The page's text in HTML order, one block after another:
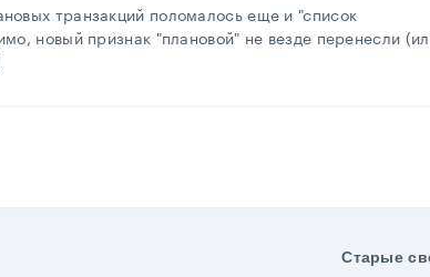
транзакций поломалось еще и "список
новый признак "плановой" не везде перенесли
Старые